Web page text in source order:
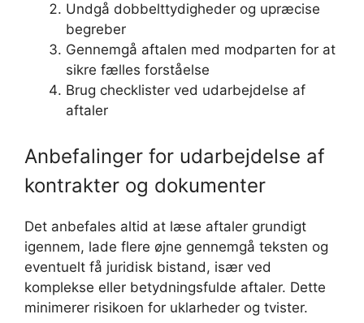
Undgå dobbelttydigheder og upræcise
begreber
Gennemgå aftalen med modparten for at
sikre fælles forståelse
Brug checklister ved udarbejdelse af
aftaler
Anbefalinger for udarbejdelse af
kontrakter og dokumenter
Det anbefales altid at læse aftaler grundigt
igennem, lade flere øjne gennemgå teksten og
eventuelt få juridisk bistand, især ved
komplekse eller betydningsfulde aftaler. Dette
minimerer risikoen for uklarheder og tvister.